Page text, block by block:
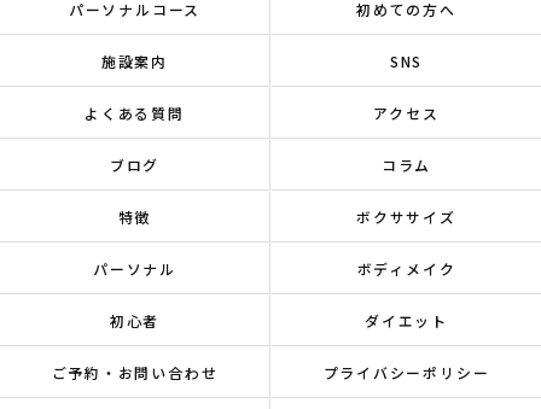
パーソナルコース 初めての方へ
施設案内 SNS
よくある質問 アクセス
ブログ コラム
特徴 ボクササイズ
パーソナル ボディメイク
初心者 ダイエット
ご予約・お問い合わせ プライバシーポリシー